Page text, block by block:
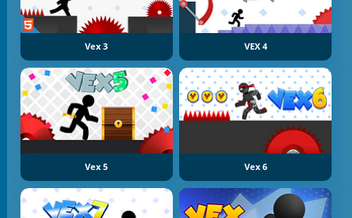
Vex 3 VEX 4
Vex 5 Vex 6